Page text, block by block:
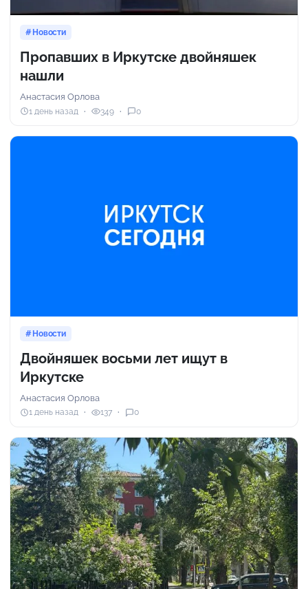
Новости
Пропавших в Иркутске двойняшек
нашли
Анастасия Орлова
1 день назад 349 0
Новости
Двойняшек восьми лет ищут в
Иркутске
Анастасия Орлова
1 день назад 137 0